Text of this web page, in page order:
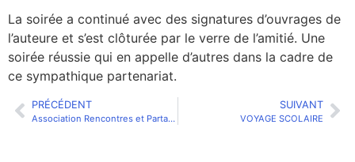
La soirée a continué avec des signatures d’ouvrages de
l’auteure et s’est clôturée par le verre de l’amitié. Une
soirée réussie qui en appelle d’autres dans la cadre de
ce sympathique partenariat.
PRÉCÉDENT
Association Rencontres et Partages
SUIVANT
VOYAGE SCOLAIRE